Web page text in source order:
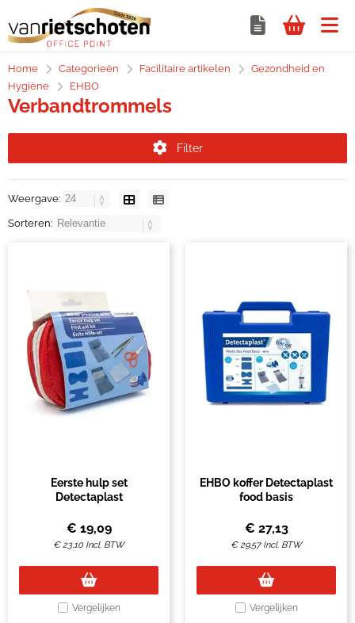
Home Categorieën Facilitaire artikelen
Gezondheid en
Hygiëne
EHBO
Verbandtrommels
Filter
Weergave:
Sorteren:
Eerste hulp set
Detectaplast
€ 19,09
€23,10 Incl. BTW
Vergelijken
EHBO koffer Detectaplast
food basis
€ 27,13
€29,57 Incl. BTW
Vergelijken